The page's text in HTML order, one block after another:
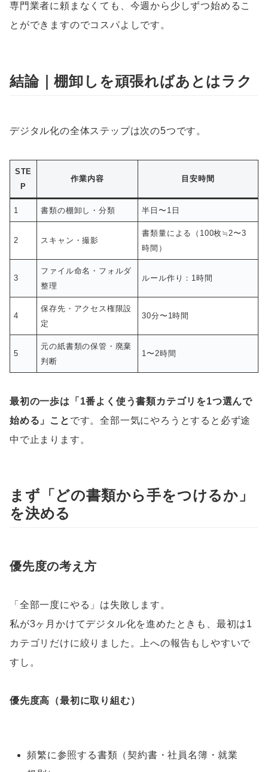
専門業者に頼まなくても、今週から少しずつ始めるこ
とができますのでコスパよしです。
結論｜棚卸しを頑張ればあとはラク
デジタル化の全体ステップは次の5つです。
STE
P
作業内容 目安時間
1 書類の棚卸し・分類 半日〜1日
2 スキャン・撮影
書類量による（100枚≒2〜3
時間）
3
ファイル命名・フォルダ
整理
ルール作り：1時間
4
保存先・アクセス権限設
定
30分〜1時間
5
元の紙書類の保管・廃棄
判断
1〜2時間
最初の一歩は「1番よく使う書類カテゴリを1つ選んで
始める」こと です。全部一気にやろうとすると必ず途
中で止まります。
まず「どの書類から手をつけるか」
を決める
優先度の考え方
「全部一度にやる」は失敗します。
私が3ヶ月かけてデジタル化を進めたときも、最初は1
カテゴリだけに絞りました。上への報告もしやすいで
すし。
優先度高（最初に取り組む）
頻繁に参照する書類（契約書・社員名簿・就業